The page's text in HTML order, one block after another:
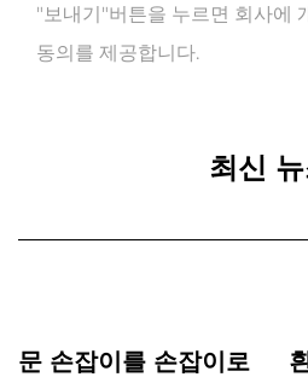
"보내기"버튼을 누르면 회사에
동의를 제공합니다.
최신
문 손잡이를 손잡이로